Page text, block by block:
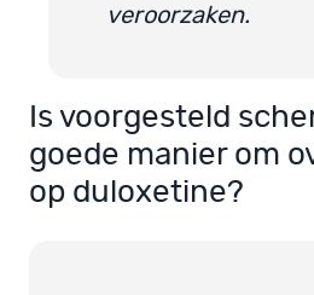
veroorzaken.
Is voorgesteld
goede manier om
op duloxetine?